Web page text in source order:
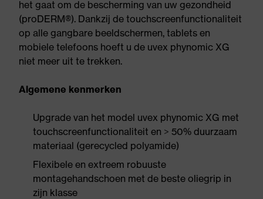
het gaat om de bescherming van uw gezondheid
(proDERM®). Dankzij de touchscreenfunctionaliteit
op alle gangbare beeldschermen, tablets en
mobiele telefoons hoeft u de uvex phynomic XG
niet meer uit te trekken.
Algemene kenmerken
Upgrade van het model uvex phynomic XG met
touchscreenfunctionaliteit en > 50% duurzaam
materiaal (gerecycled polyamide)
Flexibele en extreem robuuste
montagehandschoen met de beste oliegrip in
zijn klasse